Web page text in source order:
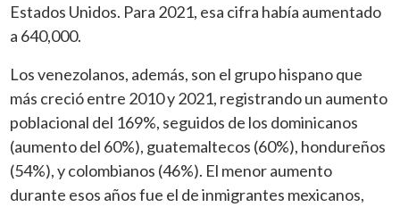
Estados Unidos. Para 2021, esa cifra había aumentado
a 640,000.
Los venezolanos, además, son el grupo hispano que
más creció entre 2010 y 2021, registrando un aumento
poblacional del 169%, seguidos de los dominicanos
(aumento del 60%), guatemaltecos (60%), hondureños
(54%), y colombianos (46%). El menor aumento
durante esos años fue el de inmigrantes mexicanos,